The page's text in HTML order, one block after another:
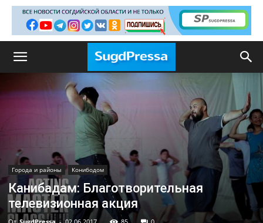
Города и районы Конибодом
Канибадам: Благотворительная
телевизионная акция
От SugdPressa - 02.06.2017 85 0